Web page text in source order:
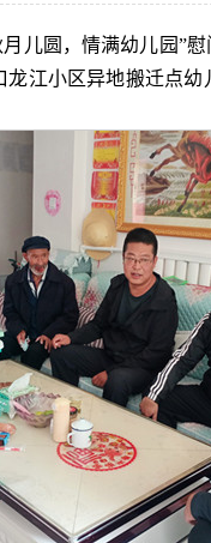
儿圆，情满幼儿园”
江小区异地搬迁点